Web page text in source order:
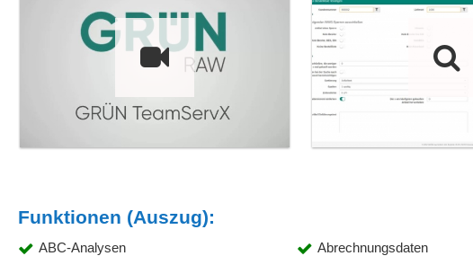
Funktionen (Auszug):
ABC-Analysen Abrechnungsdaten